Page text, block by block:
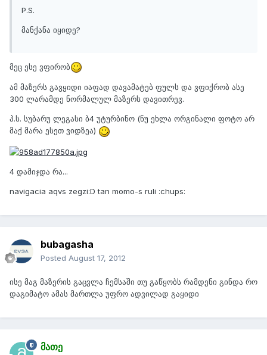
P.S.
მანქანა იყიდე?
მეც ესე ვფირობ
ამ მაზერს გავყიდი იაფად დავამატებ ფულს და ვფიქრობ ასე
300 ლარამდე ნორმალულ მაზერს დავითრევ.
პ.ს. სუბარუ ლეგასი ბ4 უტურბინო (ნუ ეხლა ორგინალი ფოტო არ
მაქ მარა ესეთ ვიდზეა)
4 დამიჯდა რა...
navigacia aqvs zegzi:D tan momo-s ruli :chups:
bubagasha
Posted August 17, 2012
ისე მაგ მაზერის გაცვლა ჩემსაში თუ გაწყობს რამდენი გინდა რო
დაგიმატო ამას მართლა უფრო ადვილად გაყიდი
მათე